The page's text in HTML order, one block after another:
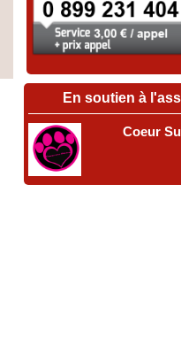
En soutien à
Coeur